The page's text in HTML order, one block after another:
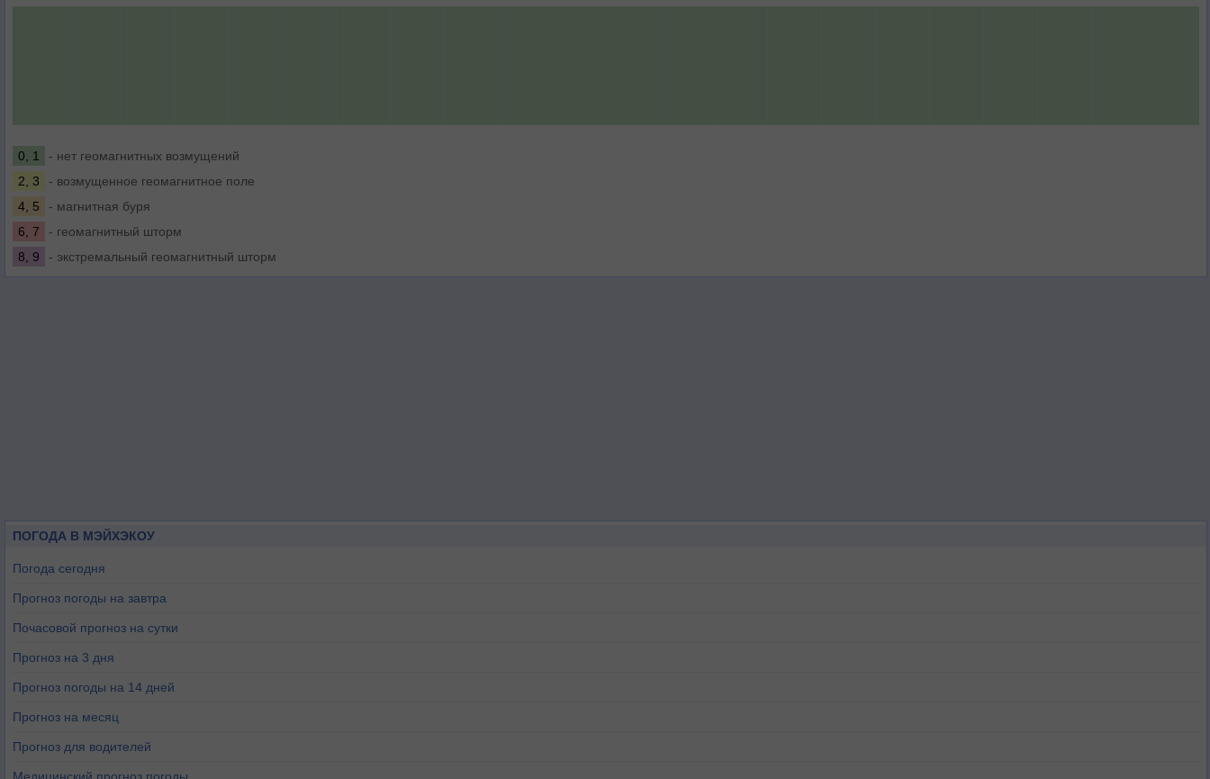
0, 1
- нет геомагнитных возмущений
2, 3
- возмущенное геомагнитное поле
4, 5
- магнитная буря
6, 7
- геомагнитный шторм
8, 9
- экстремальный геомагнитный шторм
ПОГОДА В МЭЙХЭКОУ
Погода сегодня
Прогноз погоды на завтра
Почасовой прогноз на сутки
Прогноз на 3 дня
Прогноз погоды на 14 дней
Прогноз на месяц
Прогноз для водителей